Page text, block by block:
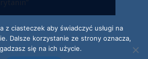
0000220518
z ciasteczek aby świadczyć usługi na
Dalsze korzystanie ze strony oznacza,
się na ich użycie.